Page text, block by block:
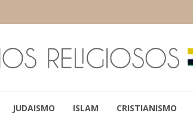
JUDAISMO ISLAM CRISTIANISMO